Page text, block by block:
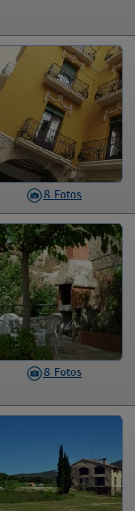
8 Fotos
8 Fotos